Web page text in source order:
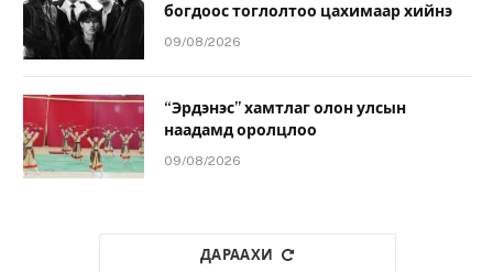
богдоос тоглолтоо цахимаар хийнэ
09/08/2026
“Эрдэнэс” хамтлаг олон улсын
наадамд оролцлоо
09/08/2026
ДАРААХИ